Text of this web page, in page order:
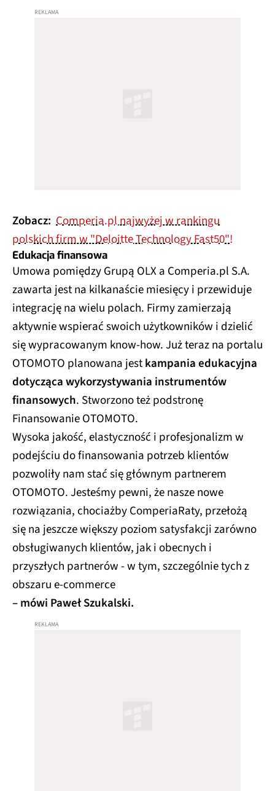
Zobacz: Comperia.pl najwyżej w rankingu
polskich firm w "Deloitte Technology Fast50"!
Edukacja finansowa
Umowa pomiędzy Grupą OLX a Comperia.pl S.A.
zawarta jest na kilkanaście miesięcy i przewiduje
integrację na wielu polach. Firmy zamierzają
aktywnie wspierać swoich użytkowników i dzielić
się wypracowanym know-how. Już teraz na portalu
OTOMOTO planowana jestkampania edukacyjna
dotycząca wykorzystywania instrumentów
finansowych. Stworzono też podstronę
Finansowanie OTOMOTO.
Wysoka jakość, elastyczność i profesjonalizm w
podejściu do finansowania potrzeb klientów
pozwoliły nam stać się głównym partnerem
OTOMOTO. Jesteśmy pewni, że nasze nowe
rozwiązania, chociażby ComperiaRaty, przełożą
się na jeszcze większy poziom satysfakcji zarówno
obsługiwanych klientów, jak i obecnych i
przyszłych partnerów - w tym, szczególnie tych z
obszaru e-commerce
– mówi Paweł Szukalski.